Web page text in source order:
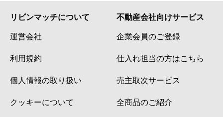
リビンマッチについて
運営会社
利用規約
個人情報の取り扱い
クッキーについて
不動産会社向けサービス
企業会員のご登録
仕入れ担当の方はこちら
売主取次サービス
全商品のご紹介